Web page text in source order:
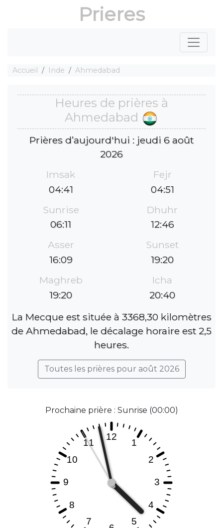
Prieres
Accueil Inde Ahmedabad
Heures de prières à
Ahmedabad
Prières d’aujourd'hui : jeudi 6 août
2026
Imsak
04:41
Fejr
04:51
Sunrise
06:11
Dhuhr
12:46
Asser
16:09
Sunset
19:20
Maghreb
19:20
Icha
20:40
La Mecque est située à 3368,30 kilomètres
de Ahmedabad, le décalage horaire est 2,5
heures.
Toutes les prières pour août 2026
Prochaine prière : Sunrise (00:00)